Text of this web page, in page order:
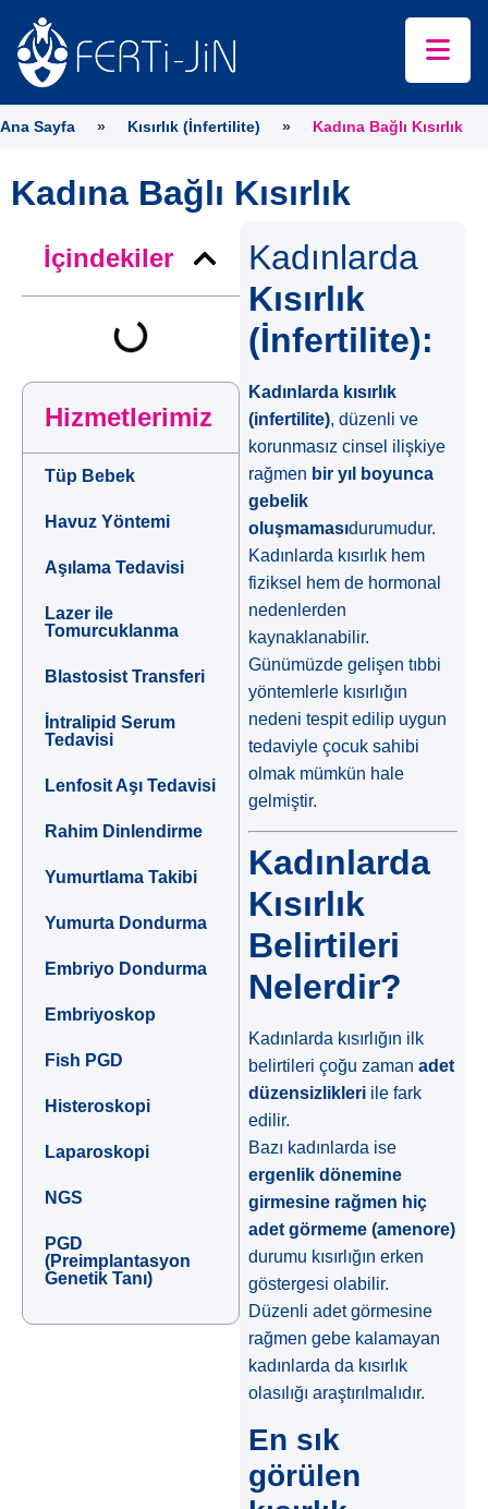
Ana Sayfa » Kısırlık (İnfertilite) » Kadına Bağlı Kısırlık
Kadına Bağlı Kısırlık
İçindekiler
Hizmetlerimiz
Tüp Bebek
Havuz Yöntemi
Aşılama Tedavisi
Lazer ile
Tomurcuklanma
Blastosist Transferi
İntralipid Serum
Tedavisi
Lenfosit Aşı Tedavisi
Rahim Dinlendirme
Yumurtlama Takibi
Yumurta Dondurma
Embriyo Dondurma
Embriyoskop
Fish PGD
Histeroskopi
Laparoskopi
NGS
PGD
(Preimplantasyon
Genetik Tanı)
Kadınlarda
Kısırlık
(İnfertilite):
Kadınlarda kısırlık
(infertilite), düzenli ve
korunmasız cinsel ilişkiye
rağmen bir yıl boyunca
gebelik
oluşmamasıdurumudur.
Kadınlarda kısırlık hem
fiziksel hem de hormonal
nedenlerden
kaynaklanabilir.
Günümüzde gelişen tıbbi
yöntemlerle kısırlığın
nedeni tespit edilip uygun
tedaviyle çocuk sahibi
olmak mümkün hale
gelmiştir.
Kadınlarda
Kısırlık
Belirtileri
Nelerdir?
Kadınlarda kısırlığın ilk
belirtileri çoğu zaman adet
düzensizlikleri ile fark
edilir.
Bazı kadınlarda ise
ergenlik dönemine
girmesine rağmen hiç
adet görmeme (amenore)
durumu kısırlığın erken
göstergesi olabilir.
Düzenli adet görmesine
rağmen gebe kalamayan
kadınlarda da kısırlık
olasılığı araştırılmalıdır.
En sık
görülen